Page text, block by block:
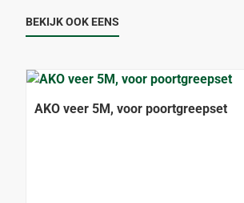
BEKIJK OOK EENS
AKO veer 5M, voor poortgreepset